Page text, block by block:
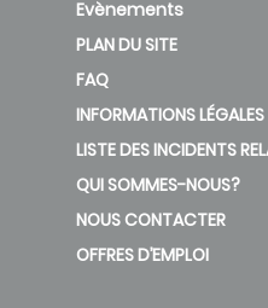
Evènements
PLAN DU SITE
FAQ
INFORMATIONS LÉGALES
LISTE DES INCIDENTS
QUI SOMMES-NOUS?
NOUS CONTACTER
OFFRES D’EMPLOI